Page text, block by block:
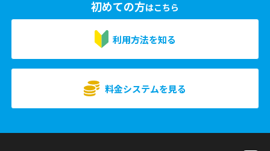
初めての方はこちら
利用方法を知る
料金システムを見る